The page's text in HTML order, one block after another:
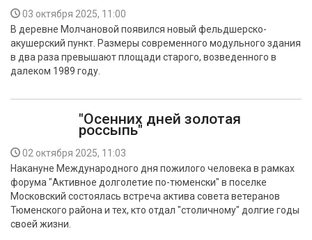
03 октября 2025, 11:00
В деревне Молчановой появился новый фельдшерско-
акушерский пункт. Размеры современного модульного здания
в два раза превышают площади старого, возведенного в
далеком 1989 году.
"Осенних дней золотая
россыпь"
02 октября 2025, 11:03
Накануне Международного дня пожилого человека в рамках
форума "Активное долголетие по-тюменски" в поселке
Московский состоялась встреча актива совета ветеранов
Тюменского района и тех, кто отдал "столичному" долгие годы
своей жизни.